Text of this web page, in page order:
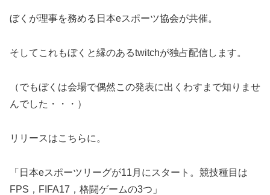
ぼくが理事を務める日本eスポーツ協会が共催。
そしてこれもぼくと縁のあるtwitchが独占配信します。
（でもぼくは会場で偶然この発表に出くわすまで知りませ
んでした・・・）
リリースはこちらに。
「日本eスポーツリーグが11月にスタート。競技種目は
FPS，FIFA17，格闘ゲームの3つ」